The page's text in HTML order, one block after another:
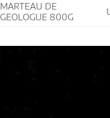
MARTEAU DE
GEOLOGUE 800G